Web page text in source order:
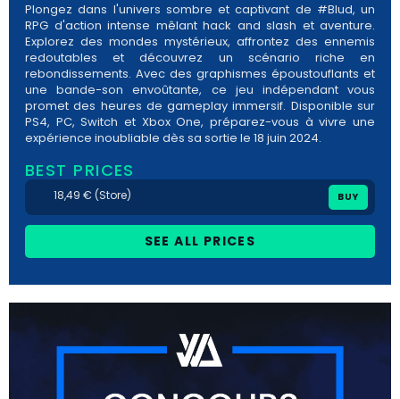
Plongez dans l'univers sombre et captivant de #Blud, un
RPG d'action intense mêlant hack and slash et aventure.
Explorez des mondes mystérieux, affrontez des ennemis
redoutables et découvrez un scénario riche en
rebondissements. Avec des graphismes époustouflants et
une bande-son envoûtante, ce jeu indépendant vous
promet des heures de gameplay immersif. Disponible sur
PS4, PC, Switch et Xbox One, préparez-vous à vivre une
expérience inoubliable dès sa sortie le 18 juin 2024.
BEST PRICES
18,49 € (Store) BUY
SEE ALL PRICES